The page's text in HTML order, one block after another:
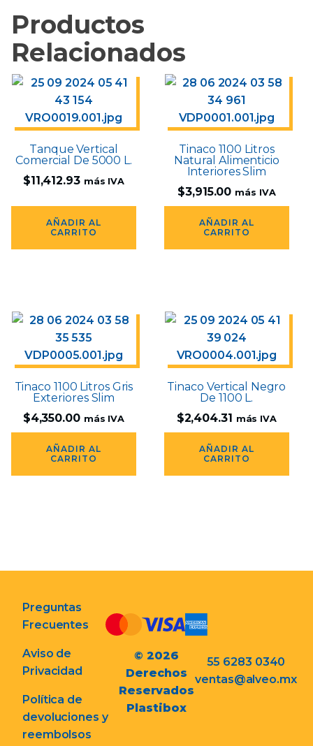
Productos
Relacionados
Tanque Vertical
Comercial De 5000 L.
$11,412.93 más IVA
AÑADIR AL
CARRITO
Tinaco 1100 Litros
Natural Alimenticio
Interiores Slim
$3,915.00 más IVA
AÑADIR AL
CARRITO
Tinaco 1100 Litros Gris
Exteriores Slim
$4,350.00 más IVA
AÑADIR AL
CARRITO
Tinaco Vertical Negro
De 1100 L.
$2,404.31 más IVA
AÑADIR AL
CARRITO
Preguntas
Frecuentes
Aviso de
Privacidad
Política de
devoluciones y
reembolsos
© 2026
Derechos
Reservados
Plastibox
55 6283 0340
ventas@alveo.mx